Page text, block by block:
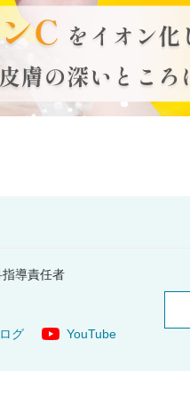
導責任者
グ YouTube